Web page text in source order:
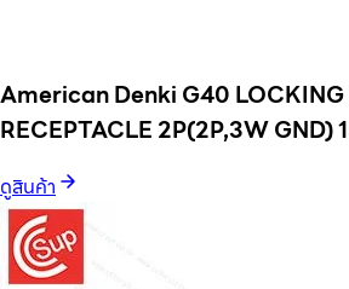
American Denki G40 LOCKING
RECEPTACLE 2P(2P,3W GND)
ดูสินค้า